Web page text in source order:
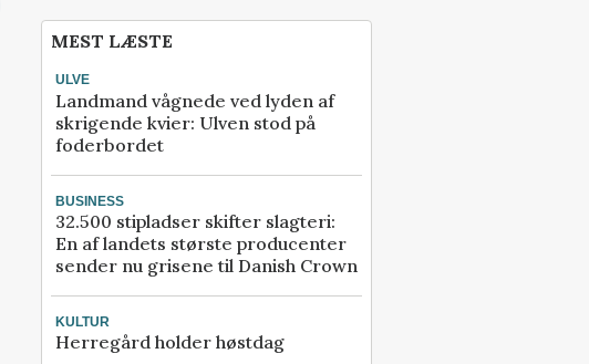
MEST LÆSTE
ULVE
Landmand vågnede ved lyden af
skrigende kvier: Ulven stod på
foderbordet
BUSINESS
32.500 stipladser skifter slagteri:
En af landets største producenter
sender nu grisene til Danish Crown
KULTUR
Herregård holder høstdag